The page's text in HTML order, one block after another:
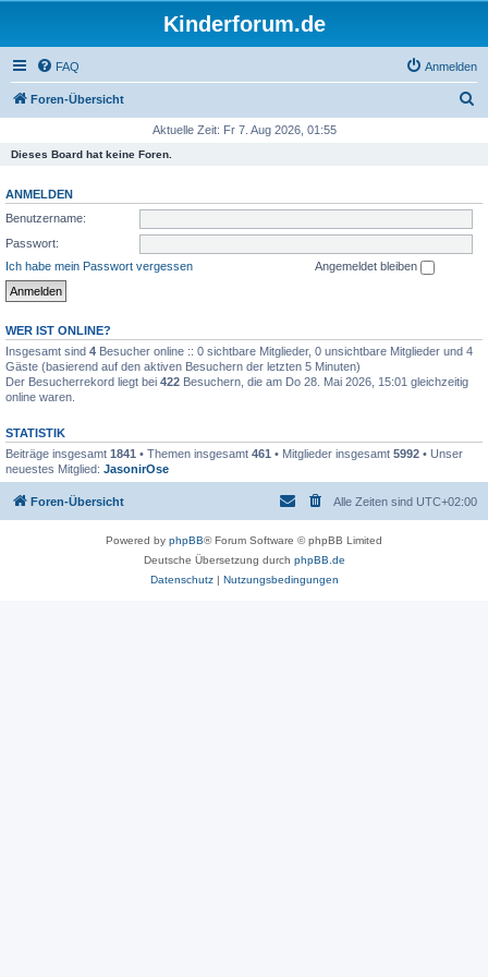
Kinderforum.de
FAQ Anmelden
Foren-Übersicht
e
Aktuelle Zeit: Fr 7. Aug 2026, 01:55
Dieses Board hat keine Foren.
ANMELDEN
Benutzername:
Passwort:
Ich habe mein Passwort vergessen
Angemeldet bleiben
WER IST ONLINE?
Insgesamt sind 4 Besucher online :: 0 sichtbare Mitglieder, 0 unsichtbare Mitglieder und 4
Gäste (basierend auf den aktiven Besuchern der letzten 5 Minuten)
Der Besucherrekord liegt bei 422 Besuchern, die am Do 28. Mai 2026, 15:01 gleichzeitig
online waren.
STATISTIK
Beiträge insgesamt 1841 • Themen insgesamt 461 • Mitglieder insgesamt 5992 • Unser
neuestes Mitglied: JasonirOse
Foren-Übersicht Alle Zeiten sind UTC+02:00
Powered by phpBB® Forum Software © phpBB Limited
Deutsche Übersetzung durch phpBB.de
Datenschutz| Nutzungsbedingungen